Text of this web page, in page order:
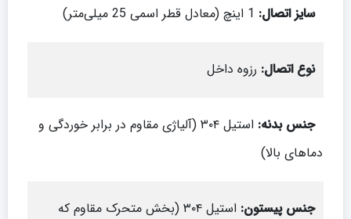
سایز اتصال:
نوع اتصال: رزوه داخل
جنس بدنه:
استیل ۳۰۴ (آلیاژی مقاوم در برابر خوردگی و
دماهای بالا)
جنس پیستون:
استیل ۳۰۴ (بخش متحرک مقاوم که